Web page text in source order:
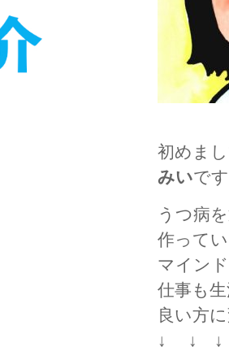
初めまし
みいです
うつ病
作ってい
マイン
仕事も
良い方
↓ ↓ ↓